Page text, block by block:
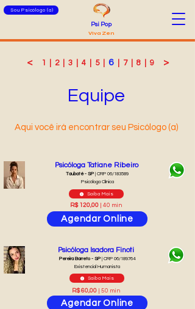
Sou Psicólogo (a)
Psi Pop
Viva Zen
< 1 2| 3| 4 5| 6| 7| 8| 9 >
Equipe
Aqui você irá encontrar seu Psicólogo (a)
Saiba Mais
Psicóloga Tatiane Ribeiro
Taubaté - SP | CRP 06/183589
Psicóloga Clínica
Agendar Online
R$ 120,00 | 40 min
Saiba Mais
Psicóloga Isadora Finoti
Agendar Online
R$ 60,00 | 50 min
Pereira Barreto - SP | CRP 06/189764
Existencial Humanista